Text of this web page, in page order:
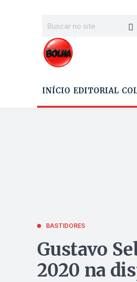
INÍCIO EDITORIAL
BASTIDORES
Gustavo
2020 na